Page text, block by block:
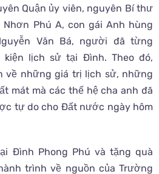
Quận ủy viên, nguyên Bí thư
Phú A, con gái Anh hùng
Văn Bá, người đã từng
lịch sử tại Đình. Theo đó,
về những giá trị lịch sử, những
mát mà các thế hệ cha anh đã
tự do cho Đất nước ngày hôm
Đình Phong Phú và tặng quà
trình về nguồn của Trường